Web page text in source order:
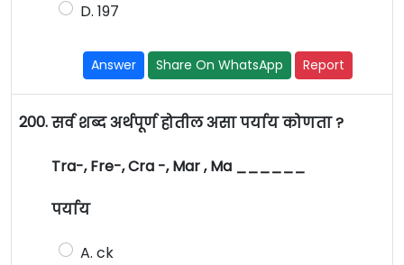
D. 197
Answer Share On WhatsApp Report
200.सर्व शब्द अर्थपूर्ण होतील असा पर्याय कोणता ?
Tra-, Fre-, Cra -, Mar , Ma ______
पर्याय
A. ck